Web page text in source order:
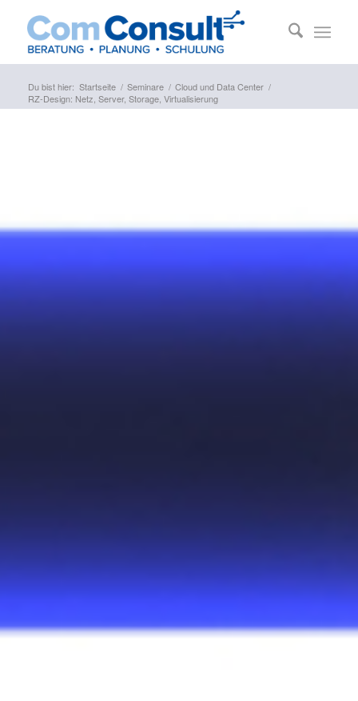
Du bist hier: Startseite / Seminare / Cloud und Data Center /
RZ-Design: Netz, Server, Storage, Virtualisierung